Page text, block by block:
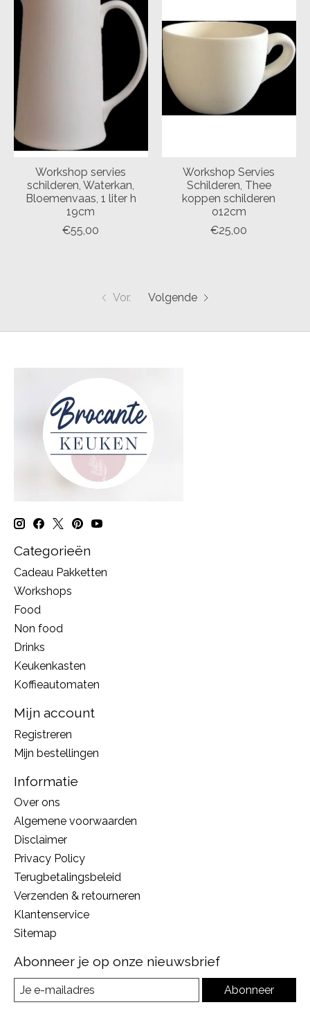
Workshop servies
schilderen, Waterkan,
Bloemenvaas, 1 liter h
19cm
€55,00
Workshop Servies
Schilderen, Thee
koppen schilderen
o12cm
€25,00
Vor. Volgende
Categorieën
Cadeau Pakketten
Workshops
Food
Non food
Drinks
Keukenkasten
Koffieautomaten
Mijn account
Registreren
Mijn bestellingen
Informatie
Over ons
Algemene voorwaarden
Disclaimer
Privacy Policy
Terugbetalingsbeleid
Verzenden & retourneren
Klantenservice
Sitemap
Abonneer je op onze nieuwsbrief
Abonneer